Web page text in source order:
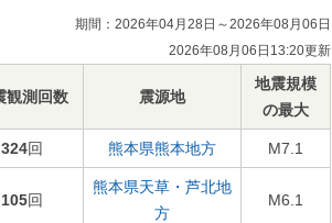
期間：2026年04月28日～2026年08月06日
2026年08月06日13:20更新
観測回数 震源地
地震規模
の最大
324回 熊本県熊本地方 M7.1
105回
熊本県天草・芦北地
方
M6.1